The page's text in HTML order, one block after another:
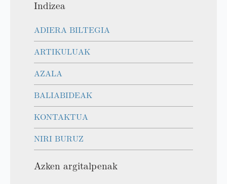
Indizea
ADIERA BILTEGIA
ARTIKULUAK
AZALA
BALIABIDEAK
KONTAKTUA
NIRI BURUZ
Azken argitalpenak